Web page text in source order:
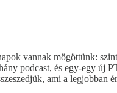
vannak mögöttünk:
podcast, és egy-egy új
ami a legjobban